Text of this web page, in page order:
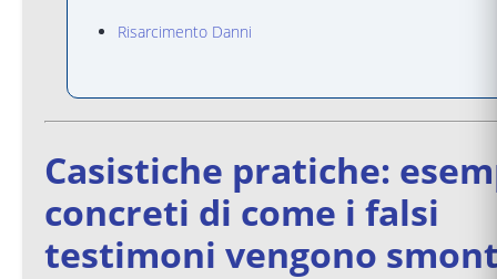
Risarcimento Danni
Casistiche pratiche:
concreti di come i falsi
testimoni vengono